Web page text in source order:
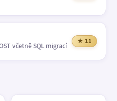
včetně SQL migrací
★ 11